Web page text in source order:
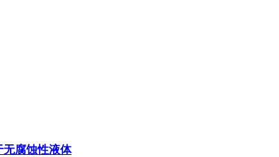
无腐蚀性液体